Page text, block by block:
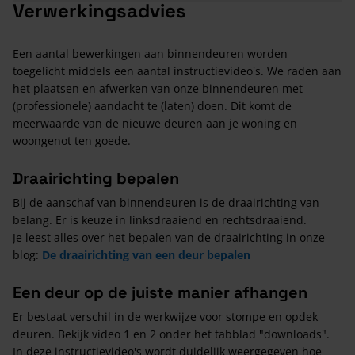
Verwerkingsadvies
Een aantal bewerkingen aan binnendeuren worden
toegelicht middels een aantal instructievideo's. We raden aan
het plaatsen en afwerken van onze binnendeuren met
(professionele) aandacht te (laten) doen. Dit komt de
meerwaarde van de nieuwe deuren aan je woning en
woongenot ten goede.
Draairichting bepalen
Bij de aanschaf van binnendeuren is de draairichting van
belang. Er is keuze in linksdraaiend en rechtsdraaiend.
Je leest alles over het bepalen van de draairichting in onze
blog: De draairichting van een deur bepalen
Een deur op de juiste manier afhangen
Er bestaat verschil in de werkwijze voor stompe en opdek
deuren. Bekijk video 1 en 2 onder het tabblad "downloads".
In deze instructievideo's wordt duidelijk weergegeven hoe